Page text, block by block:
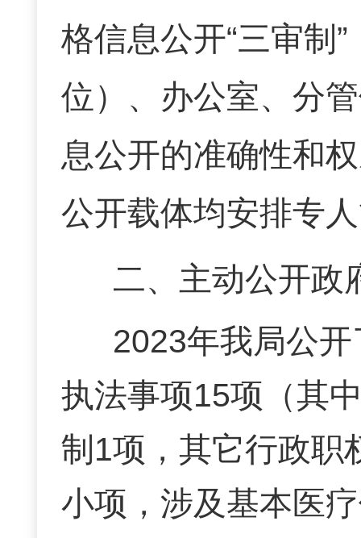
格信息公开“三审制
位）、办公室、分
息公开的准确性和
公开载体均安排专
二、主动公开政
2023年我局公
执法事项15项（其
制1项，其它行政职
小项，涉及基本医